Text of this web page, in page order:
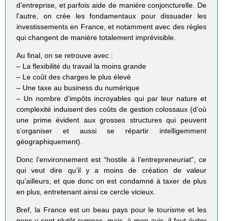
d’entreprise, et parfois aide de manière conjoncturelle. De
l’autre, on crée les fondamentaux pour dissuader les
investissements en France, et notamment avec des règles
qui changent de manière totalement imprévisible.
Au final, on se retrouve avec :
– La flexibilité du travail la moins grande
– Le coût des charges le plus élevé
– Une taxe au business du numérique
– Un nombre d’impôts incroyables qui par leur nature et
complexité induisent des coûts de gestion colossaux (d’où
une prime évident aux grosses structures qui peuvent
s’organiser et aussi se répartir intelligemment
géographiquement).
Donc l’environnement est “hostile à l’entrepreneuriat”, ce
qui veut dire qu’il y a moins de création de valeur
qu’ailleurs, et que donc on est condamné à taxer de plus
en plus, entretenant ainsi ce cercle vicieux.
Bref, la France est un beau pays pour le tourisme et les